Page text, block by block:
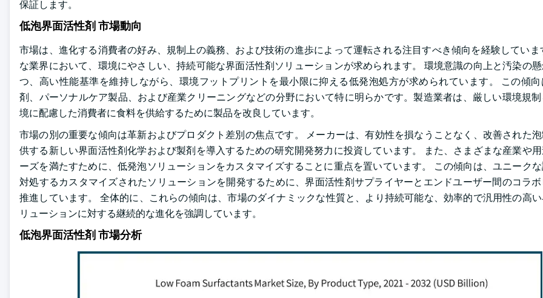
保証します。
低泡界面活性剤 市場動向
市場は、進化する消費者の好み、規制上の義務、および技術の進歩によって運転される注目すべき傾向を経験していま
な業界において、環境にやさしい、持続可能な界面活性剤ソリューションが求められます。 環境意識の向上と汚染の
つ、高い性能基準を維持しながら、環境フットプリントを最小限に抑える低発泡処方が求められています。 この傾
剤、パーソナルケア製品、および産業クリーニングなどの分野において特に明らかです。製造業者は、厳しい環境規
境に配慮した消費者に食料を供給するために製品を改良しています。
市場の別の重要な傾向は革新およびプロダクト差別の焦点です。 メーカーは、有効性を損なうことなく、改善された
供する新しい界面活性剤化学および製剤を導入するための研究開発努力に投資しています。 また、さまざまな産業や
ーズを満たすために、低発泡ソリューションをカスタマイズすることに重点を置いています。 この傾向は、ユニーク
対処するカスタマイズされたソリューションを開発するために、界面活性剤サプライヤーとエンドユーザー間のコラ
推進しています。 全体的に、これらの傾向は、市場のダイナミックな性質と、より持続可能な、効率的で汎用性の高
リューションに対する継続的な進化を強調しています。
低泡界面活性剤 市場分析